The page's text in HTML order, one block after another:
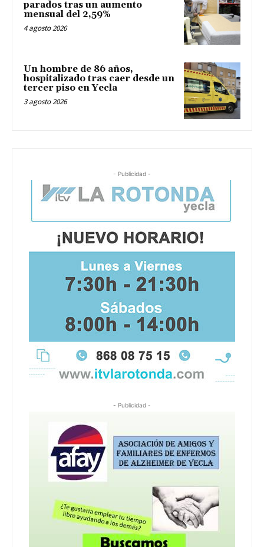
parados tras un aumento
mensual del 2,59%
4 agosto 2026
Un hombre de 86 años,
hospitalizado tras caer desde un
tercer piso en Yecla
3 agosto 2026
- Publicidad -
- Publicidad -